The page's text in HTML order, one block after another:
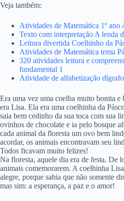
Veja também:
Atividades de Matemática 1º ano
Texto com interpretação A lenda
Leitura divertida Coelhinho da
Atividades de Matemática tema
320 atividades leitura e
fundamental 1
Atividade de alfabetização
Era uma vez uma coelha muito bonita e
era Lisa. Ela era uma coelhinha da
saia bem cedinho da sua toca com sua
ovinhos de chocolate e ia pelo bosque
cada animal da floresta um ovo bem
acordar, os animais encontravam seu
Todos ficavam muito felizes!
Na floresta, aquele dia era de festa. De
animais comemorarem. A coelhinha
alegre, porque sabia que não somente
mas sim: a esperança, a paz e o amor!